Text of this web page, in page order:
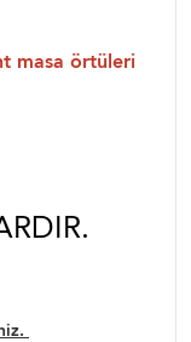
masa örtüleri